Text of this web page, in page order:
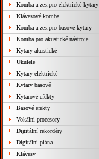
Komba a zes.pro elektrické kytary
Klávesové komba
Komba a zes.pro basové kytary
Komba pro akustické nástroje
Kytary akustické
Ukulele
Kytary elektrické
Kytary basové
Kytarové efekty
Basové efekty
Vokální procesory
Digitální rekordéry
Digitální piána
Klávesy